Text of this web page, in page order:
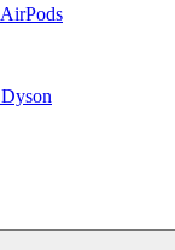
AirPods
Dyson